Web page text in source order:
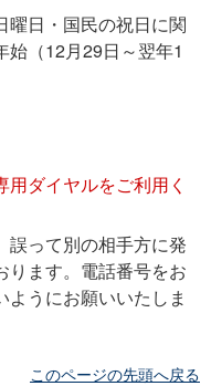
曜日・国民の祝日に関
（12月29日～翌年1
ダイヤルをご利用く
誤って別の相手方に発
ります。電話番号をお
うにお願いいたしま
このページの先頭へ戻る